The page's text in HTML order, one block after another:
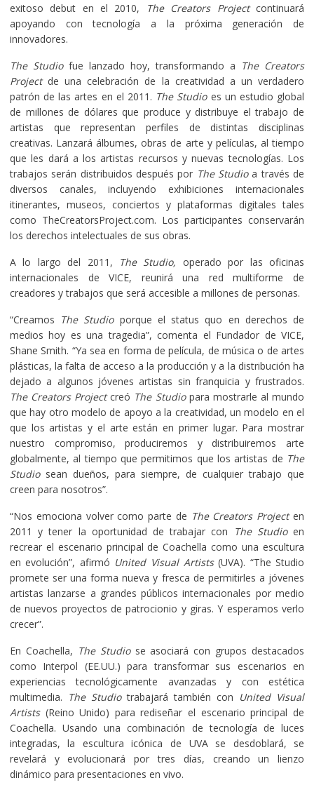
exitoso debut en el 2010,
The Creators Projectcontinuará
apoyando con tecnología a la próxima generación de
innovadores.
The Studio fue lanzado hoy, transformando a The Creators
Project de una celebración de la creatividad a un verdadero
patrón de las artes en el 2011. The Studioes un estudio global
de millones de dólares que produce y distribuye el trabajo de
artistas que representan perfiles de distintas disciplinas
creativas. Lanzará álbumes, obras de arte y películas, al tiempo
que les dará a los artistas recursos y nuevas tecnologías. Los
trabajos serán distribuidos después por The Studioa través de
diversos canales, incluyendo exhibiciones internacionales
itinerantes, museos, conciertos y plataformas digitales tales
como TheCreatorsProject.com. Los participantes conservarán
los derechos intelectuales de sus obras.
A lo largo del 2011,
The Studio, operado por las oficinas
internacionales de VICE, reunirá una red multiforme de
creadores y trabajos que será accesible a millones de personas.
“Creamos The Studio porque el status quo en derechos de
medios hoy es una tragedia”, comenta el Fundador de VICE,
Shane Smith. “Ya sea en forma de película, de música o de artes
plásticas, la falta de acceso a la producción y a la distribución ha
dejado a algunos jóvenes artistas sin franquicia y frustrados.
The Creators Projectcreó The Studiopara mostrarle al mundo
que hay otro modelo de apoyo a la creatividad, un modelo en el
que los artistas y el arte están en primer lugar. Para mostrar
nuestro compromiso, produciremos y distribuiremos arte
globalmente, al tiempo que permitimos que los artistas de The
Studiosean dueños, para siempre, de cualquier trabajo que
creen para nosotros”.
“Nos emociona volver como parte de The Creators Projecten
2011 y tener la oportunidad de trabajar con
The Studioen
recrear el escenario principal de Coachella como una escultura
en evolución”, afirmó United Visual Artists(UVA). “The Studio
promete ser una forma nueva y fresca de permitirles a jóvenes
artistas lanzarse a grandes públicos internacionales por medio
de nuevos proyectos de patrocionio y giras. Y esperamos verlo
crecer”.
En Coachella, The Studiose asociará con grupos destacados
como Interpol (EE.UU.) para transformar sus escenarios en
experiencias tecnológicamente avanzadas y con estética
multimedia. The Studiotrabajará también con United Visual
Artists(Reino Unido) para rediseñar el escenario principal de
Coachella. Usando una combinación de tecnología de luces
integradas, la escultura icónica de UVA se desdoblará, se
revelará y evolucionará por tres días, creando un lienzo
dinámico para presentaciones en vivo.